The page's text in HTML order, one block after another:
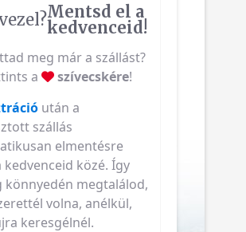
Mentsd el a
kedvenceid!
meg már a szállást?
a
szívecskére!
után a
szállás
elmentésre
kedvenceid közé. Így
könnyedén megtalálod,
volna, anélkül,
keresgélnél.